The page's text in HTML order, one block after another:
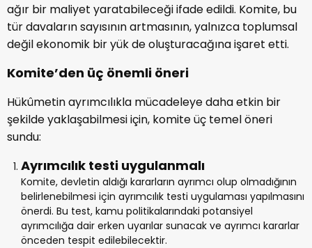
ağır bir maliyet yaratabileceği ifade edildi. Komite, bu
tür davaların sayısının artmasının, yalnızca toplumsal
değil ekonomik bir yük de oluşturacağına işaret etti.
Komite’den üç önemli öneri
Hükûmetin ayrımcılıkla mücadeleye daha etkin bir
şekilde yaklaşabilmesi için, komite üç temel öneri
sundu:
Ayrımcılık testi uygulanmalı
Komite, devletin aldığı kararların ayrımcı olup olmadığının
belirlenebilmesi için ayrımcılık testi uygulaması yapılmasını
önerdi. Bu test, kamu politikalarındaki potansiyel
ayrımcılığa dair erken uyarılar sunacak ve ayrımcı kararlar
önceden tespit edilebilecektir.